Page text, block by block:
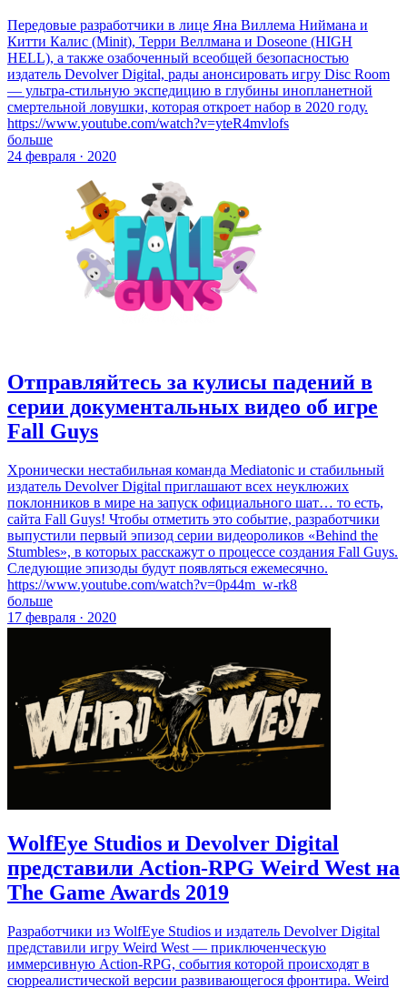
Передовые разработчики в лице Яна Виллема Ниймана и
Китти Калис (Minit), Терри Веллмана и Doseone (HIGH
HELL), а также озабоченный всеобщей безопасностью
издатель Devolver Digital, рады анонсировать игру Disc Room
— ультра-стильную экспедицию в глубины инопланетной
смертельной ловушки, которая откроет набор в 2020 году.
https://www.youtube.com/watch?v=yteR4mvlofs
больше
24 февраля · 2020
Отправляйтесь за кулисы падений в
серии документальных видео об игре
Fall Guys
Хронически нестабильная команда Mediatonic и стабильный
издатель Devolver Digital приглашают всех неуклюжих
поклонников в мире на запуск официального шат… то есть,
сайта Fall Guys! Чтобы отметить это событие, разработчики
выпустили первый эпизод серии видеороликов «Behind the
Stumbles», в которых расскажут о процессе создания Fall Guys.
Следующие эпизоды будут появляться ежемесячно.
https://www.youtube.com/watch?v=0p44m_w-rk8
больше
17 февраля · 2020
WolfEye Studios и Devolver Digital
представили Action-RPG Weird West на
The Game Awards 2019
Разработчики из WolfEye Studios и издатель Devolver Digital
представили игру Weird West — приключенческую
иммерсивную Action-RPG, события которой происходят в
сюрреалистической версии развивающегося фронтира. Weird